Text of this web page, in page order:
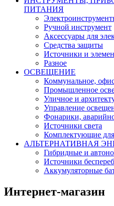
ПИТАНИЯ
Ручной инструмент
Аксессуары для
Средства защиты
Источники и
Разное
ОСВЕЩЕНИЕ
Коммунальное,
Промышленное
Уличное и
Управление
Фонарики,
Источники света
Комплектующие для
АЛЬТЕРНАТИВНАЯ
Гибридные и
Источники
Аккумуляторные
Интернет-магазин